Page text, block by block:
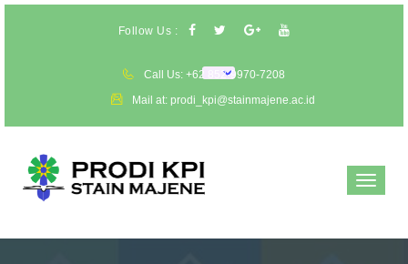
Follow Us :
Call Us: +62 852-9970-7208
Mail at: prodi_kpi@stainmajene.ac.id
Toggle